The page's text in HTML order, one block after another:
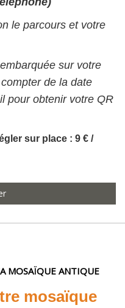
le parcours et votre
sur votre
de la date
pour obtenir votre QR
sur place : 9 € /
MOSAÏQUE ANTIQUE
mosaïque